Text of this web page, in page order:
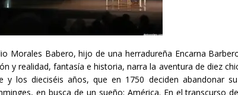
Morales Babero, hijo de una herradureña Encarna
y realidad, fantasía e historia, narra la aventura de diez
y los dieciséis años, que en 1750 deciden abandonar
en busca de un sueño: América. En el transcurso